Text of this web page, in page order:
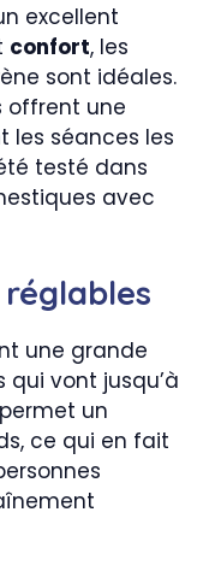
excellent
confort, les
sont idéales.
offrent une
les séances les
testé dans
avec
réglables
une grande
vont jusqu’à
un
ce qui en fait